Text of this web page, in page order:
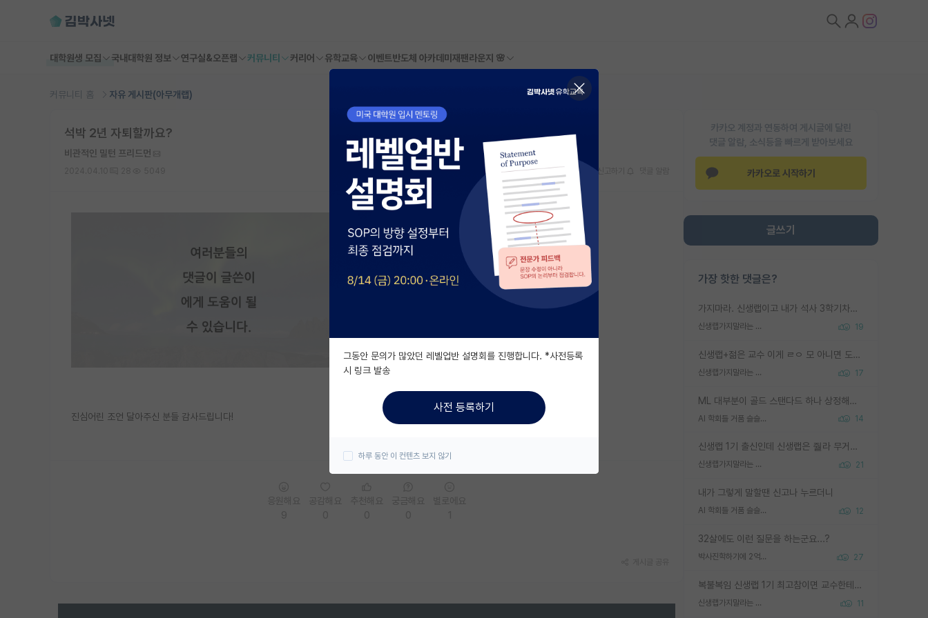
대학원생 모집 국내대학원 정보 연구실&오픈랩 커뮤니티 커리어 유학교육 이벤트반도체 아카데미 재팬라운지 🌸
커뮤니티 홈 자유 게시판(아무개랩)
카카오 계정과 연동하여 게시글에 달린
댓글 알람, 소식등을 빠르게 받아보세요
카카오로 시작하기
글쓰기
가장 핫한 댓글은?
가지마라. 신생랩이고 내가 석사 3학기차인데 최고참인데 나도 아무것도 모르는데 교수가 후배들 왜 논문 교육 안시키냐. 논문 왜 안 써오냐 닦달한다
신생랩가지말라는 이유가 있었구나 19
신생랩+젊은 교수 이게 ㄹㅇ 모 아니면 도인듯.
신생랩가지말라는 이유가 있었구나 17
ML 대부분이 골드 스탠다드 하나 상정해놓고 (벤치마크 데이터셋이 여러 개면 여러 개 상정) 그거 얼마나 잘 맞추나 싸움임 가끔 번뜩이는 설계 철학을 보여주는 논문들도 있지만 대부분 그거 성적 얼마나 더 올리느라에 혈안이 되어 있는 측면이 잇음
AI 학회들 거품 슬슬 지적이 나오네요 14
신생랩 1기 출신인데 신생랩은 줠라 무거운 바벨 같은거임. 들면 대박인데 못들면 깔려 죽음. 아무도 알려주지 않는 환경에서 자생해야하지만, 일단 살아남았다면 그 어떤 사람보다 악착같고 생존력 높은 사람으로 거듭날 수 있음
신생랩가지말라는 이유가 있었구나 21
내가 그렇게 말할땐 신고나 누르더니
AI 학회들 거품 슬슬 지적이 나오네요 12
32살에도 이런 질문을 하는군요...?
박사진학하기에 2억은 괜찮은 (?) 정도의 경제력인가요 27
복불복임 신생랩 1기 최고참이면 교수한테 직접 지도받는 시간이 매우 많음 제대로 된 교수라면 말이지 그게 아니라면 그냥 넌 해방 불가능한 노예 1호에 감점쓰레기통이 되는거고
신생랩가지말라는 이유가 있었구나 11
석박 2년 자퇴할까요?
비관적인 밀턴 프리드먼
스크랩 신고하기
진심어린 조언 달아주신 분들 감사드립니다!
그동안 문의가 많았던 레벨업반 설명회를 진행합니다. *사전등록
시 링크 발송
사전 등록하기
하루 동안 이 컨텐츠 보지 않기